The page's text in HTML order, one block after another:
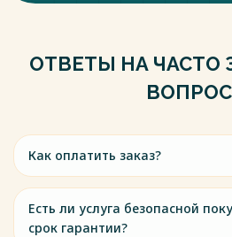
ОТВЕТЫ НА ЧАСТО
Как оплатить заказ?
Есть ли услуга безопасной
срок гарантии?